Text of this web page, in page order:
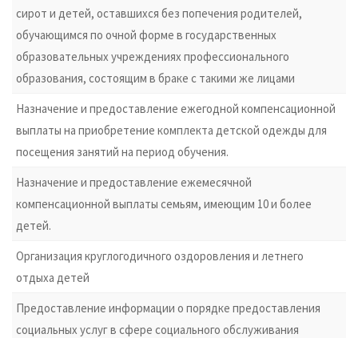
сирот и детей, оставшихся без попечения родителей,
обучающимся по очной форме в государственных
образовательных учреждениях профессионального
образования, состоящим в браке с такими же лицами
Назначение и предоставление ежегодной компенсационной
выплаты на приобретение комплекта детской одежды для
посещения занятий на период обучения.
Назначение и предоставление ежемесячной
компенсационной выплаты семьям, имеющим 10 и более
детей.
Организация круглогодичного оздоровления и летнего
отдыха детей
Предоставление информации о порядке предоставления
социальных услуг в сфере социального обслуживания